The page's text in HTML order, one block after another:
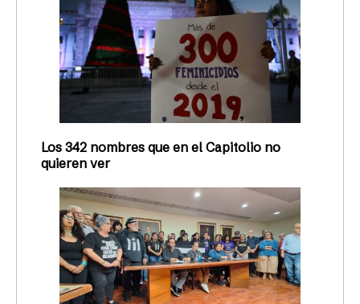
Los 342 nombres que en el Capitolio no
quieren ver